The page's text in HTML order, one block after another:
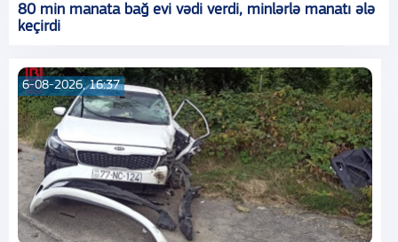
80 min manata bağ evi vədi verdi, minlərlə manatı ələ
keçirdi
6-08-2026, 16:37